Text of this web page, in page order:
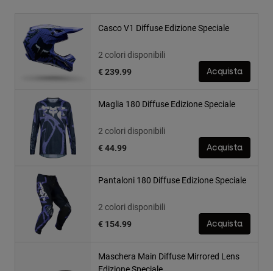
Casco V1 Diffuse Edizione Speciale
2 colori disponibili
€ 239.99
Acquista
Maglia 180 Diffuse Edizione Speciale
2 colori disponibili
€ 44.99
Acquista
Pantaloni 180 Diffuse Edizione Speciale
2 colori disponibili
€ 154.99
Acquista
Maschera Main Diffuse Mirrored Lens